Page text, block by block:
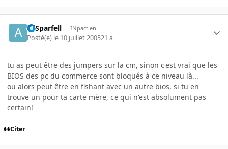
ArSparfell INpactien
Posté(e) le 10 juillet 200521 a
tu as peut être des jumpers sur la cm, sinon c'est vrai que les
BIOS des pc du commerce sont bloqués à ce niveau là...
ou alors peut être en flshant avec un autre bios, si tu en
trouve un pour ta carte mère, ce qui n'est absolument pas
certain!
Citer